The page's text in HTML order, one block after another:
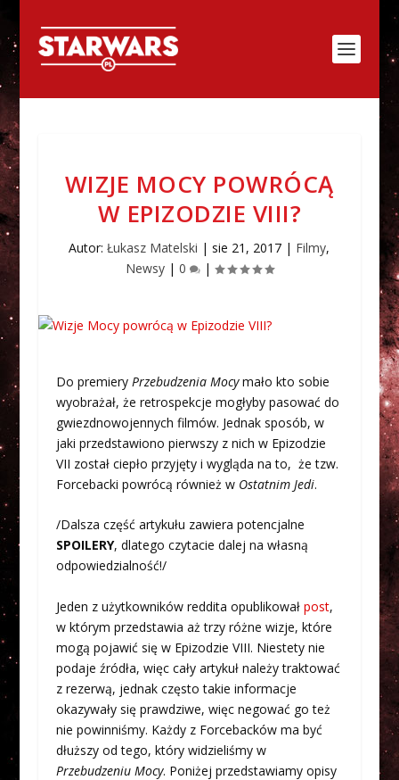
WIZJE MOCY POWRÓCĄ
W EPIZODZIE VIII?
Autor:Łukasz Matelski |sie 21, 2017 | Filmy,
Newsy| 0 |
Do premiery Przebudzenia Mocymało kto sobie
wyobrażał, że retrospekcje mogłyby pasować do
gwiezdnowojennych filmów. Jednak sposób, w
jaki przedstawiono pierwszy z nich w Epizodzie
VII został ciepło przyjęty i wygląda na to, że tzw.
Forcebacki powrócą również w Ostatnim Jedi.
/Dalsza część artykułu zawiera potencjalne
SPOILERY, dlatego czytacie dalej na własną
odpowiedzialność!/
Jeden z użytkowników reddita opublikował post,
w którym przedstawia aż trzy różne wizje, które
mogą pojawić się w Epizodzie VIII. Niestety nie
podaje źródła, więc cały artykuł należy traktować
z rezerwą, jednak często takie informacje
okazywały się prawdziwe, więc negować go też
nie powinniśmy. Każdy z Forcebacków ma być
dłuższy od tego, który widzieliśmy w
Przebudzeniu Mocy. Poniżej przedstawiamy opisy